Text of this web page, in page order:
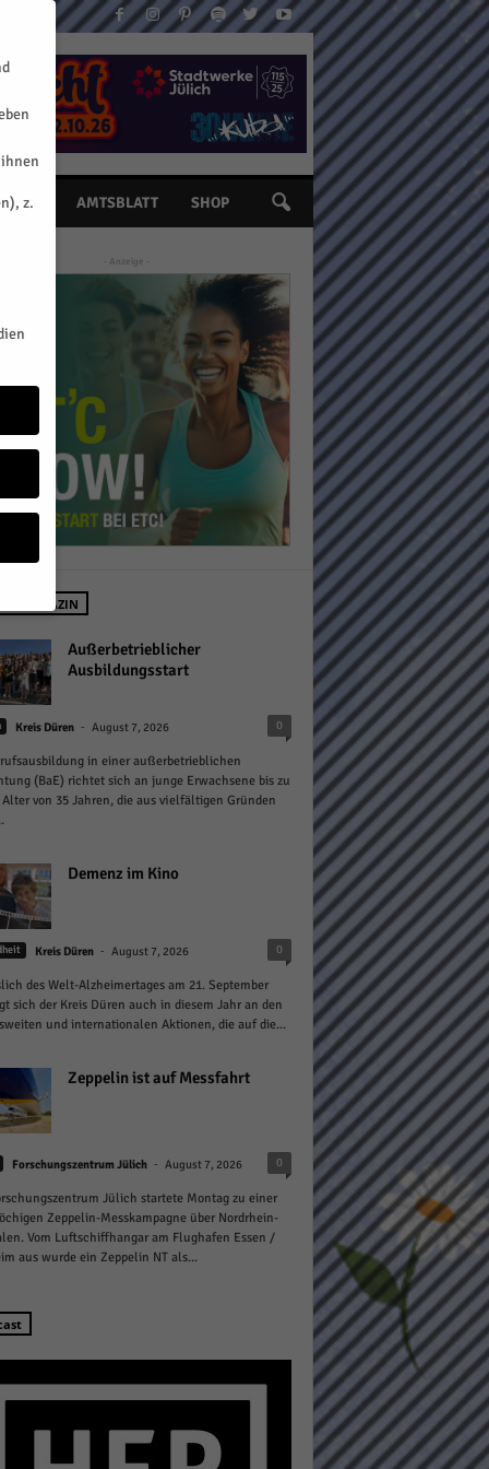
AMTSBLATT SHOP
- Anzeige -
IM MAGAZIN
Außerbetrieblicher
Ausbildungsstart
Kreis Düren - August 7, 2026 0
in einer außerbetrieblichen
(BaE) richtet sich an junge Erwachsene bis zu
von 35 Jahren, die aus vielfältigen Gründen
Demenz im Kino
Kreis Düren - August 7, 2026 0
des Welt-Alzheimertages am 21. September
sich der Kreis Düren auch in diesem Jahr an den
und internationalen Aktionen, die auf die...
Zeppelin ist auf Messfahrt
Forschungszentrum Jülich - August 7, 2026 0
Jülich startete Montag zu einer
Zeppelin-Messkampagne über Nordrhein-
Vom Luftschiffhangar am Flughafen Essen /
aus wurde ein Zeppelin NT als...
z.
ihnen
z.
Zurück